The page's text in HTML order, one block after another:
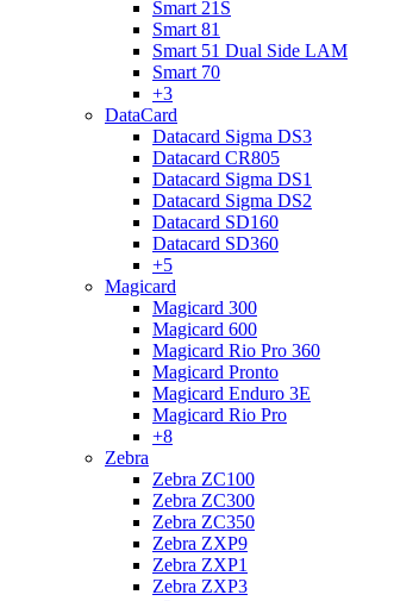
Smart 21S
Smart 81
Smart 51 Dual Side LAM
Smart 70
+3
DataCard
Datacard Sigma DS3
Datacard CR805
Datacard Sigma DS1
Datacard Sigma DS2
Datacard SD160
Datacard SD360
+5
Magicard
Magicard 300
Magicard 600
Magicard Rio Pro 360
Magicard Pronto
Magicard Enduro 3E
Magicard Rio Pro
+8
Zebra
Zebra ZC100
Zebra ZC300
Zebra ZC350
Zebra ZXP9
Zebra ZXP1
Zebra ZXP3